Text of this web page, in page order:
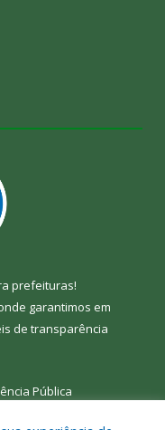
prefeituras!
garantimos em
de transparência
Pública